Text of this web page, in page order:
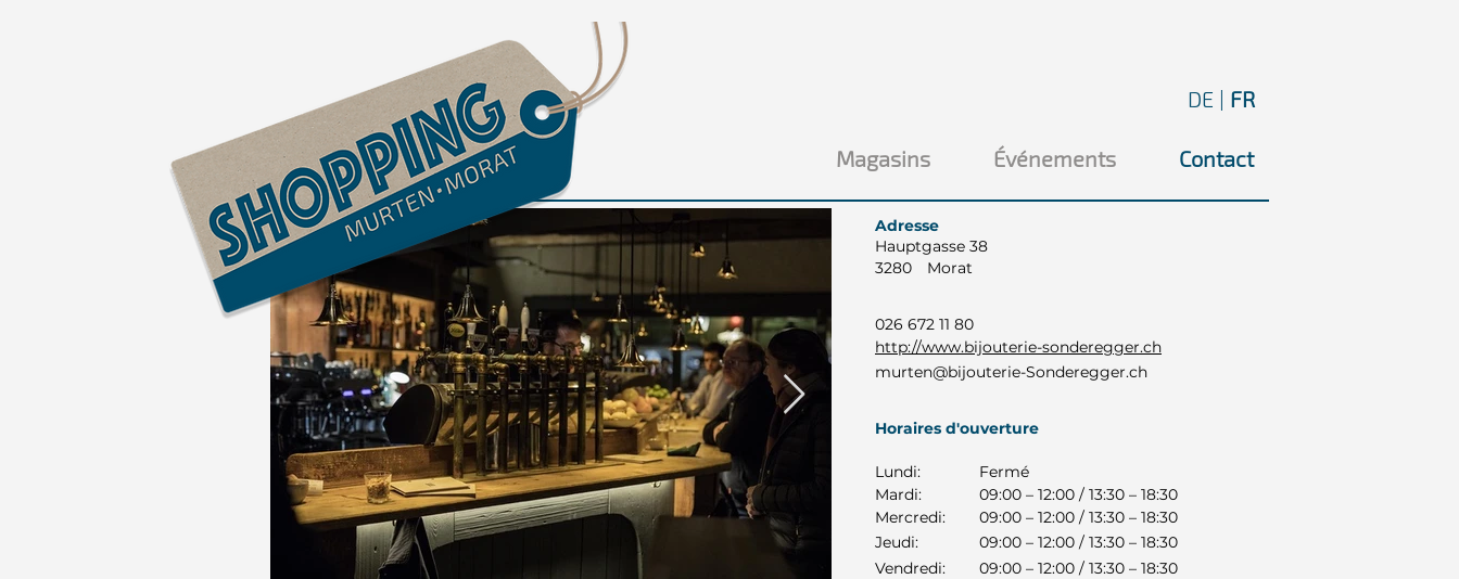
Adresse
Morat
3280
Hauptgasse 38
026 672 11 80
http://www.bijouterie-sonderegger.ch
murten@bijouterie-Sonderegger.ch
Horaires d'ouverture
Fermé
09:00 – 12:00 / 13:30 – 18:30
09:00 – 12:00 / 13:30 – 18:30
09:00 – 12:00 / 13:30 – 18:30
09:00 – 12:00 / 13:30 – 18:30
Lundi:
Mardi:
Mercredi:
Jeudi:
Vendredi:
DE | FR
Magasins Événements Contact